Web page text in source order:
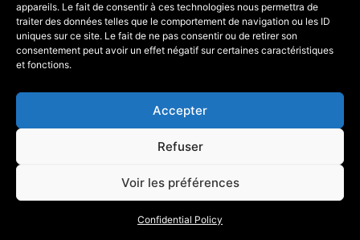
appareils. Le fait de consentir à ces technologies nous permettra de
traiter des données telles que le comportement de navigation ou les ID
uniques sur ce site. Le fait de ne pas consentir ou de retirer son
consentement peut avoir un effet négatif sur certaines caractéristiques
et fonctions.
Accepter
Refuser
Voir les préférences
Confidential Policy